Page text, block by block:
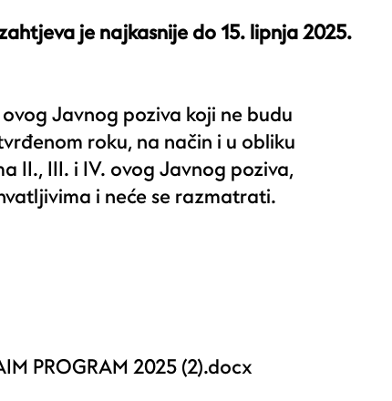
je najkasnije do 15. lipnja 2025.
Javnog poziva koji ne budu
roku, na način i u obliku
II., III. i IV. ovog Javnog poziva,
i neće se razmatrati.
PROGRAM 2025 (2).docx